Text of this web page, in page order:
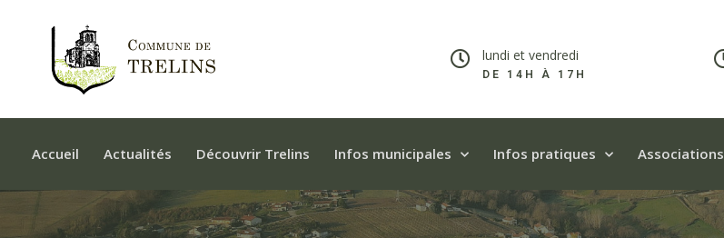
lundi et vendredi
DE 14H À 17H​
Accueil Actualités Découvrir Trelins Infos municipales Infos pratiques Associations